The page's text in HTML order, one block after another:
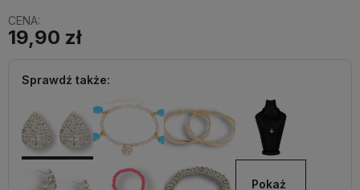
CENA:
19,90 zł
Sprawdź także:
Pokaż